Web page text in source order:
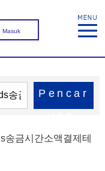
Masuk
Pencar
송금시간소액결제테